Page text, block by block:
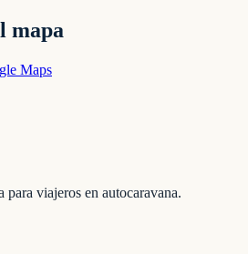
mapa
Maps
viajeros en autocaravana.